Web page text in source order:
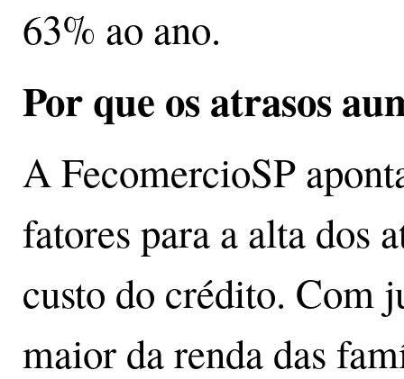
63% ao ano.
Por que os atrasos
A FecomercioSP
fatores para a alta dos
custo do crédito. Com
maior da renda das